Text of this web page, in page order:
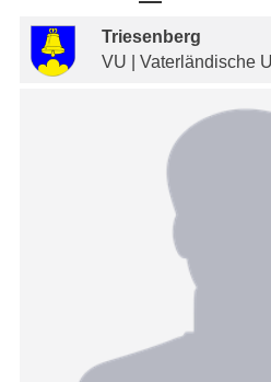
Triesenberg
VU | Vaterländische